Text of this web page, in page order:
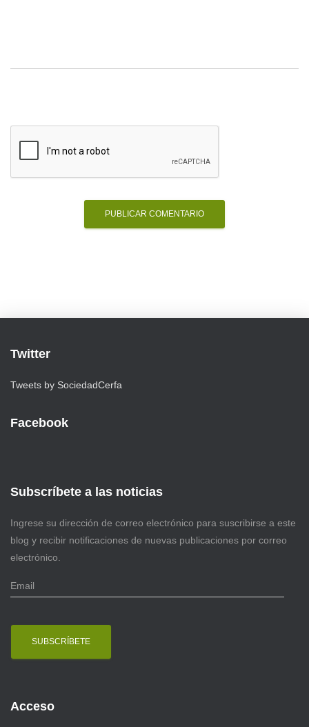
Twitter
Tweets by SociedadCerfa
Facebook
Subscríbete a las noticias
Ingrese su dirección de correo electrónico para suscribirse a este
blog y recibir notificaciones de nuevas publicaciones por correo
electrónico.
E
m
Acceso